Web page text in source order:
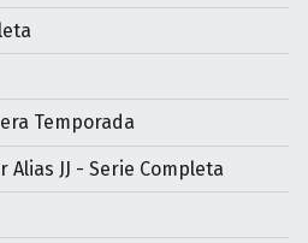
Temporada
JJ - Serie Completa